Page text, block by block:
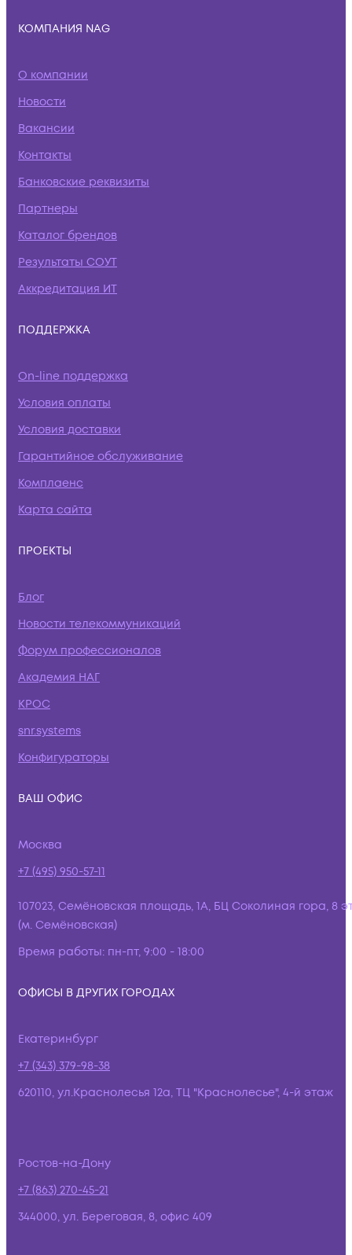
КОМПАНИЯ NAG
О компании
Новости
Вакансии
Контакты
Банковские реквизиты
Партнеры
Каталог брендов
Результаты СОУТ
Аккредитация ИТ
ПОДДЕРЖКА
On-line поддержка
Условия оплаты
Условия доставки
Гарантийное обслуживание
Комплаенс
Карта сайта
ПРОЕКТЫ
Блог
Новости телекоммуникаций
Форум профессионалов
Академия НАГ
КРОС
snr.systems
Конфигураторы
ВАШ ОФИС
Москва
+7 (495) 950-57-11
107023, Семёновская площадь, 1А, БЦ Соколиная гора, 8
(м. Семёновская)
Время работы: пн-пт, 9:00 - 18:00
ОФИСЫ В ДРУГИХ ГОРОДАХ
Екатеринбург
+7 (343) 379-98-38
620110, ул.Краснолесья 12а, ТЦ "Краснолесье", 4-й этаж
Ростов-на-Дону
+7 (863) 270-45-21
344000, ул. Береговая, 8, офис 409